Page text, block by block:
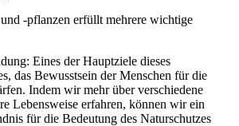
-pflanzen erfüllt mehrere wichtige
Eines der Hauptziele dieses
das Bewusstsein der Menschen für die
Indem wir mehr über verschiedene
Lebensweise erfahren, können wir ein
für die Bedeutung des Naturschutzes